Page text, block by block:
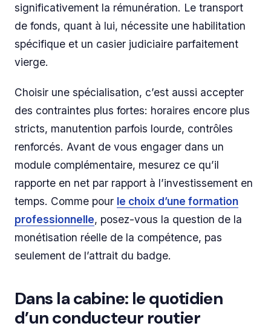
significativement la rémunération. Le transport
de fonds, quant à lui, nécessite une habilitation
spécifique et un casier judiciaire parfaitement
vierge.
Choisir une spécialisation, c’est aussi accepter
des contraintes plus fortes: horaires encore plus
stricts, manutention parfois lourde, contrôles
renforcés. Avant de vous engager dans un
module complémentaire, mesurez ce qu’il
rapporte en net par rapport à l’investissement en
temps. Comme pour le choix d’une formation
professionnelle, posez-vous la question de la
monétisation réelle de la compétence, pas
seulement de l’attrait du badge.
Dans la cabine: le quotidien
d’un conducteur routier